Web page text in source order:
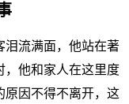
泪流满面，他站在著
，他和家人在这里度
原因不得不离开，这